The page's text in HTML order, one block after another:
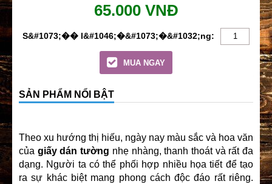
65.000 VNĐ
MUA NGAY
SẢN PHẨM NỔI BẬT
Theo xu hướng thị hiếu, ngày nay màu sắc và hoa văn
của giấy dán tường nhẹ nhàng, thanh thoát và rất đa
dạng. Người ta có thể phối hợp nhiều họa tiết để tạo
ra sự khác biệt mang phong cách độc đáo rất riêng.